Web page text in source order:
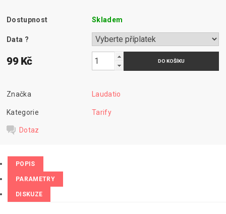
Dostupnost Skladem
Data ?
99 Kč
Značka Laudatio
Kategorie Tarify
Dotaz
POPIS
PARAMETRY
DISKUZE